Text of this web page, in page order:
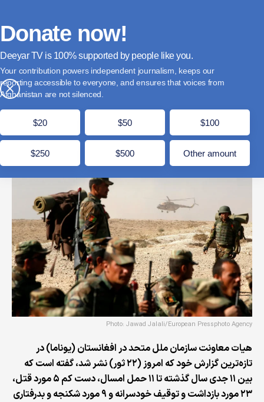
×
Donate now!
Deeyar TV is supported by people like you.
Your contribution powers independent journalism, keeps our
reporting accessible to everyone, and ensures that voices from
Afghanistan are not silenced.
$20 $50 $100
$250 $500 Other amount
یوناما: در سه ماه دست کم ۵ تن از نظامیان پیشین
کشته شده‌اند
Photo: Jawad Jalali/European Pressphoto Agency
هیات معاونت سازمان ملل متحد در افغانستان (یوناما) در
تازه‌ترین گزارش خود که امروز (۲۲ثور) نشر شد، گفته است که
بین ۱۱ جدی سال گذشته تا ۱۱ حمل امسال ، دست کم ۵مورد قتل،
۲۳مورد بازداشت و توقیف خودسرانه و۹مورد شکنجه و بدرفتاری